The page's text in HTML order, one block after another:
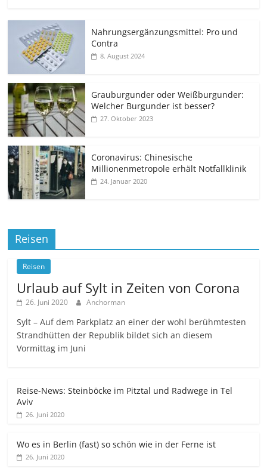
Nahrungsergänzungsmittel: Pro und
Contra
8. August 2024
Grauburgunder oder Weißburgunder:
Welcher Burgunder ist besser?
27. Oktober 2023
Coronavirus: Chinesische
Millionenmetropole erhält Notfallklinik
24. Januar 2020
Reisen
Reisen
Urlaub auf Sylt in Zeiten von Corona
26. Juni 2020 Anchorman
Sylt – Auf dem Parkplatz an einer der wohl berühmtesten
Strandhütten der Republik bildet sich an diesem
Vormittag im Juni
Reise-News: Steinböcke im Pitztal und Radwege in Tel
Aviv
26. Juni 2020
Wo es in Berlin (fast) so schön wie in der Ferne ist
26. Juni 2020